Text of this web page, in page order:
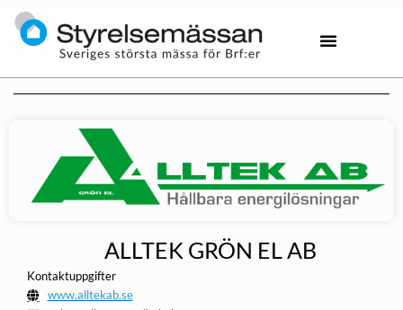
ALLTEK GRÖN EL AB
Kontaktuppgifter
www.alltekab.se